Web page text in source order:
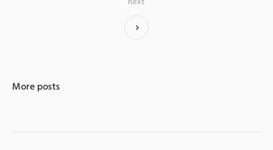
More posts